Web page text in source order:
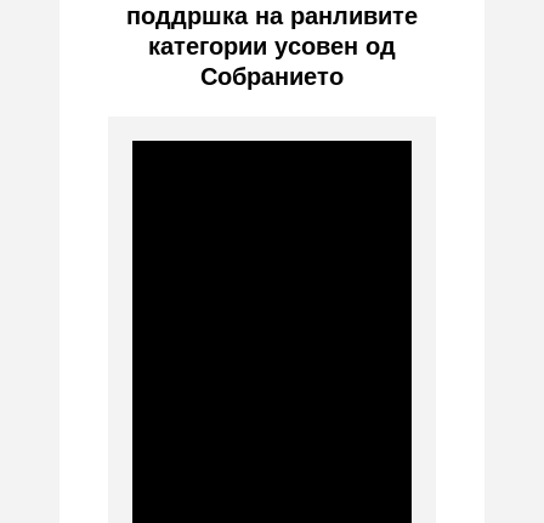
поддршка на ранливите
категории усовен од
Собранието